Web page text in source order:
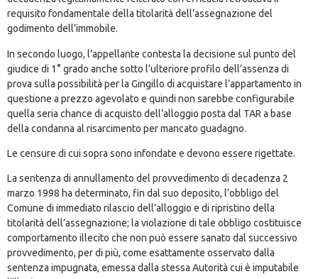
requisito fondamentale della titolarità dell’assegnazione del
godimento dell’immobile.
In secondo luogo, l’appellante contesta la decisione sul punto del
giudice di 1° grado anche sotto l’ulteriore profilo dell’assenza di
prova sulla possibilità per la Gingillo di acquistare l’appartamento in
questione a prezzo agevolato e quindi non sarebbe configurabile
quella seria chance di acquisto dell’alloggio posta dal TAR a base
della condanna al risarcimento per mancato guadagno.
Le censure di cui sopra sono infondate e devono essere rigettate.
La sentenza di annullamento del provvedimento di decadenza 2
marzo 1998 ha determinato, fin dal suo deposito, l’obbligo del
Comune di immediato rilascio dell’alloggio e di ripristino della
titolarità dell’assegnazione; la violazione di tale obbligo costituisce
comportamento illecito che non può essere sanato dal successivo
provvedimento, per di più, come esattamente osservato dalla
sentenza impugnata, emessa dalla stessa Autorità cui è imputabile